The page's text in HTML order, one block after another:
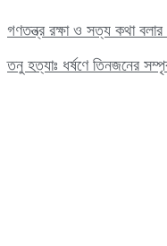
গণতন্ত্র রক্ষা ও সত্য কথা
তনু হত্যাঃ ধর্ষণে তিনজনের